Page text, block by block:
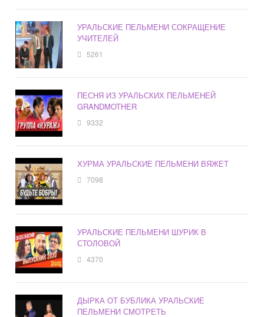
УРАЛЬСКИЕ ПЕЛЬМЕНИ СОКРАЩЕНИЕ
УЧИТЕЛЕЙ
5261
ПЕСНЯ ИЗ УРАЛЬСКИХ ПЕЛЬМЕНЕЙ
GRANDMOTHER
9332
ХУРМА УРАЛЬСКИЕ ПЕЛЬМЕНИ ВЯЖЕТ
7098
УРАЛЬСКИЕ ПЕЛЬМЕНИ ШУРИК В
СТОЛОВОЙ
4370
ДЫРКА ОТ БУБЛИКА УРАЛЬСКИЕ
ПЕЛЬМЕНИ СМОТРЕТЬ